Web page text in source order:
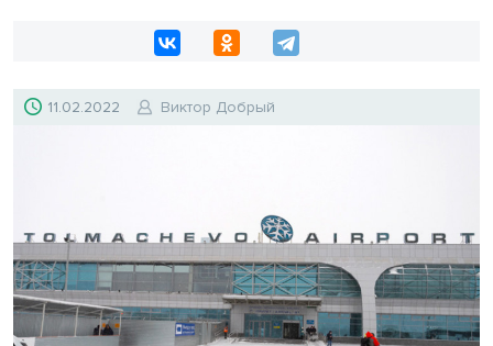
11.02.2022 Виктор Добрый